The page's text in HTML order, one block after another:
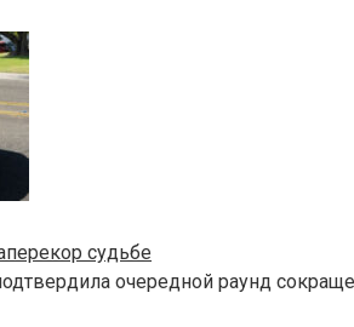
судьбе
очередной раунд